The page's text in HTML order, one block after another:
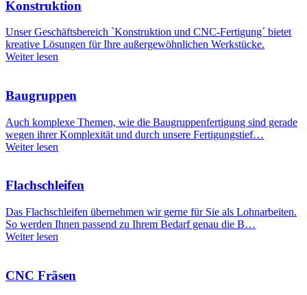
Konstruktion
Unser Geschäftsbereich `Konstruktion und CNC-Fertigung´ bietet
kreative Lösungen für Ihre außergewöhnlichen Werkstücke.
Weiter lesen
Baugruppen
Auch komplexe Themen, wie die Baugruppenfertigung sind gerade
wegen ihrer Komplexität und durch unsere Fertigungstief…
Weiter lesen
Flachschleifen
Das Flachschleifen übernehmen wir gerne für Sie als Lohnarbeiten.
So werden Ihnen passend zu Ihrem Bedarf genau die B…
Weiter lesen
CNC Fräsen